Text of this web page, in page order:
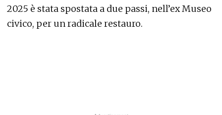
2025 è stata spostata a due passi, nell’ex Museo
civico, per un radicale restauro.